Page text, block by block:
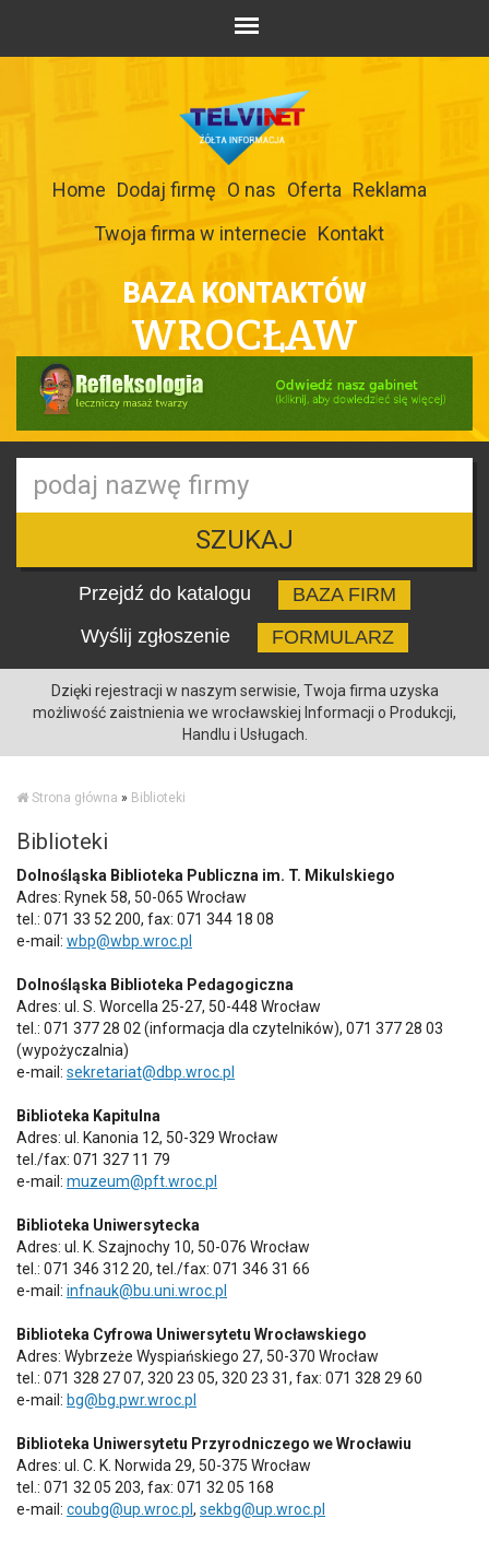
Home Dodaj firmę O nas Oferta Reklama
Twoja firma w internecie Kontakt
BAZA KONTAKTÓW
WROCŁAW
SZUKAJ
Przejdź do katalogu
BAZA FIRM
Wyślij zgłoszenie
FORMULARZ
Dzięki rejestracji w naszym serwisie, Twoja firma uzyska
możliwość zaistnienia we wrocławskiej Informacji o Produkcji,
Handlu i Usługach.
Strona główna » Biblioteki
Biblioteki
Dolnośląska Biblioteka Publiczna im. T. Mikulskiego
Adres: Rynek 58, 50-065 Wrocław
tel.: 071 33 52 200, fax: 071 344 18 08
e-mail: wbp@wbp.wroc.pl
Dolnośląska Biblioteka Pedagogiczna
Adres: ul. S. Worcella 25-27, 50-448 Wrocław
tel.: 071 377 28 02 (informacja dla czytelników), 071 377 28 03
(wypożyczalnia)
e-mail: sekretariat@dbp.wroc.pl
Biblioteka Kapitulna
Adres: ul. Kanonia 12, 50-329 Wrocław
tel./fax: 071 327 11 79
e-mail: muzeum@pft.wroc.pl
Biblioteka Uniwersytecka
Adres: ul. K. Szajnochy 10, 50-076 Wrocław
tel.: 071 346 312 20, tel./fax: 071 346 31 66
e-mail: infnauk@bu.uni.wroc.pl
Biblioteka Cyfrowa Uniwersytetu Wrocławskiego
Adres: Wybrzeże Wyspiańskiego 27, 50-370 Wrocław
tel.: 071 328 27 07, 320 23 05, 320 23 31, fax: 071 328 29 60
e-mail: bg@bg.pwr.wroc.pl
Biblioteka Uniwersytetu Przyrodniczego we Wrocławiu
Adres: ul. C. K. Norwida 29, 50-375 Wrocław
tel.: 071 32 05 203, fax: 071 32 05 168
e-mail: coubg@up.wroc.pl, sekbg@up.wroc.pl